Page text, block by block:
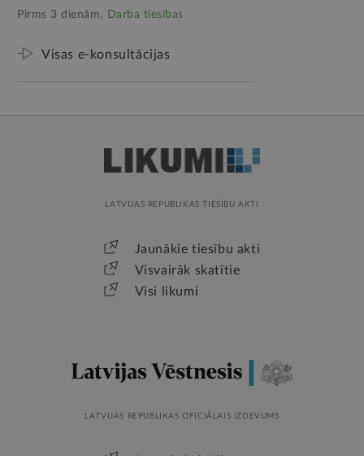
Pirms 3 dienām, Darba tiesības
Visas e-konsultācijas
LATVIJAS REPUBLIKAS TIESĪBU AKTI
Jaunākie tiesību akti
Visvairāk skatītie
Visi likumi
LATVIJAS REPUBLIKAS OFICIĀLAIS IZDEVUMS